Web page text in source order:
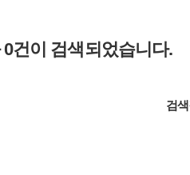
0건이 검색되었습니다.
검